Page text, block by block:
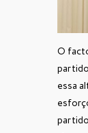
O
essa